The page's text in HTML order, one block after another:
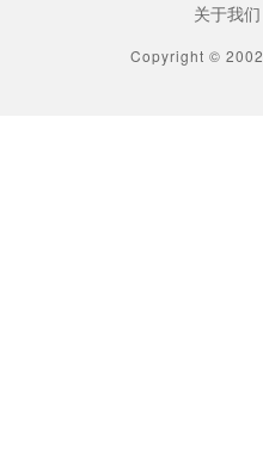
关于我们
Copyright ©